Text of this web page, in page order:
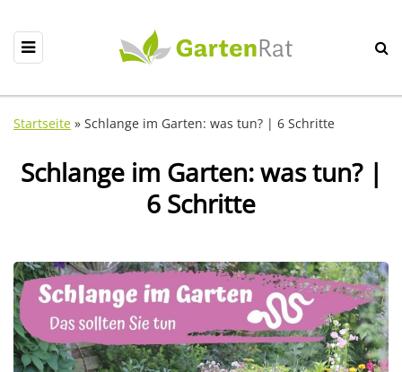
Startseite » Schlange im Garten: was tun? | 6 Schritte
Schlange im Garten: was tun? |
6 Schritte